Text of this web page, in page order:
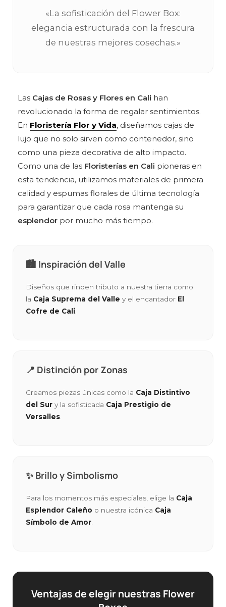
«La sofisticación del Flower Box:
elegancia estructurada con la frescura
de nuestras mejores cosechas.»
Las Cajas de Rosas y Flores en Cali han
revolucionado la forma de regalar sentimientos.
En Floristería Flor y Vida, diseñamos cajas de
lujo que no solo sirven como contenedor, sino
como una pieza decorativa de alto impacto.
Como una de las Floristerías en Cali pioneras en
esta tendencia, utilizamos materiales de primera
calidad y espumas florales de última tecnología
para garantizar que cada rosa mantenga su
esplendor por mucho más tiempo.
🏙️ Inspiración del Valle
Diseños que rinden tributo a nuestra tierra como
la Caja Suprema del Valle y el encantador El
Cofre de Cali
📍 Distinción por Zonas
Creamos piezas únicas como la Caja Distintivo
del Sur y la sofisticada Caja Prestigio de
Versalles
✨ Brillo y Simbolismo
Para los momentos más especiales, elige la Caja
Esplendor Caleño o nuestra icónica Caja
Símbolo de Amor
Ventajas de elegir nuestras Flower